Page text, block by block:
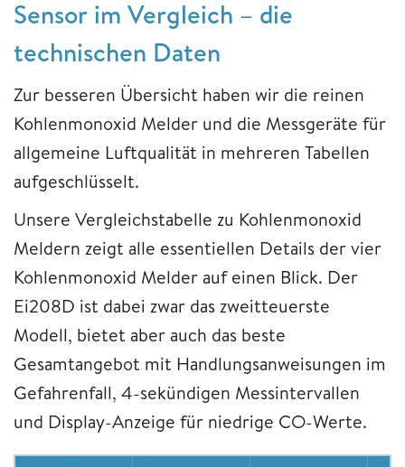
Sensor im Vergleich – die
technischen Daten
Zur besseren Übersicht haben wir die reinen
Kohlenmonoxid Melder und die Messgeräte für
allgemeine Luftqualität in mehreren Tabellen
aufgeschlüsselt.
Unsere Vergleichstabelle zu Kohlenmonoxid
Meldern zeigt alle essentiellen Details der vier
Kohlenmonoxid Melder auf einen Blick. Der
Ei208D ist dabei zwar das zweitteuerste
Modell, bietet aber auch das beste
Gesamtangebot mit Handlungsanweisungen im
Gefahrenfall, 4-sekündigen Messintervallen
und Display-Anzeige für niedrige CO-Werte.